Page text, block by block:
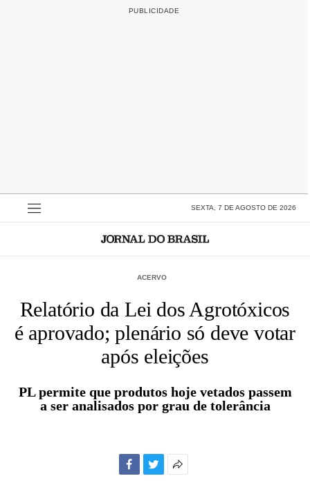
SEXTA, 7 DE AGOSTO DE 2026
ACERVO
Relatório da Lei dos Agrotóxicos
é aprovado; plenário só deve votar
após eleições
PL permite que produtos hoje vetados passem
a ser analisados por grau de tolerância